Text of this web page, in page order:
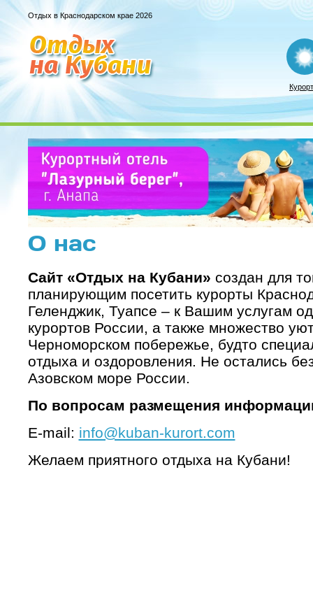
Отдых в Краснодарском крае 2026
О нас
Сайт «Отдых на Кубани» создан для
планирующим посетить курорты
Геленджик, Туапсе – к Вашим услугам
курортов России, а также множество
Черноморском побережье, будто
отдыха и оздоровления. Не остались
Азовском море России.
По вопросам размещения
E-mail: info@kuban-kurort.com
Желаем приятного отдыха на Кубани!